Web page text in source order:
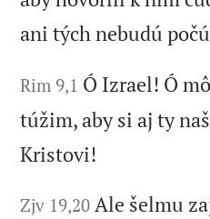
ani tých nebudú
Rim 9,1 Ó Izrael! Ó
túžim, aby si aj ty
Kristovi!
Zjv 19,20 Ale šelmu